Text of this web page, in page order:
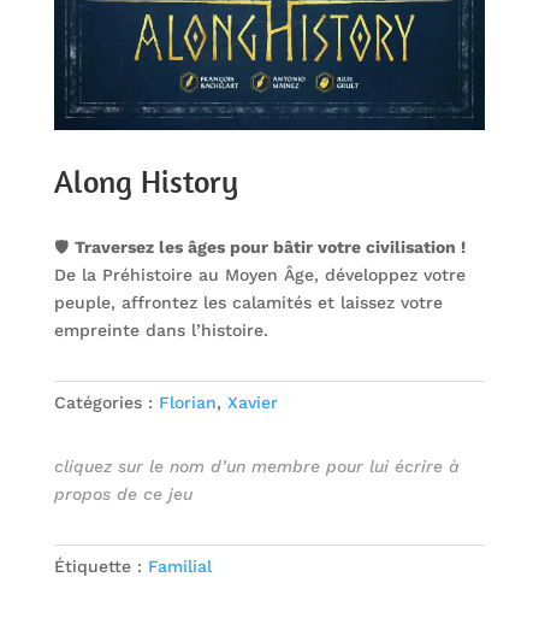
Along History
🛡️ Traversez les âges pour bâtir votre civilisation !
De la Préhistoire au Moyen Âge, développez votre
peuple, affrontez les calamités et laissez votre
empreinte dans l’histoire.
Catégories : Florian, Xavier
cliquez sur le nom d’un membre pour lui écrire à
propos de ce jeu
Étiquette : Familial